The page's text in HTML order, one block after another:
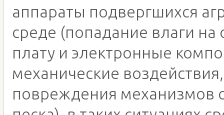
аппараты подвергшихся
среде (попадание влаги на
плату и электронные
механические воздействия,
повреждения механизмов